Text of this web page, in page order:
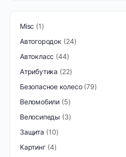
Misc
1
Автогородок
24
Автокласс 44
Атрибутика
22
Безопасное колесо 79
Веломобили 5
Велосипеды
3
Защита
10
Картинг 4